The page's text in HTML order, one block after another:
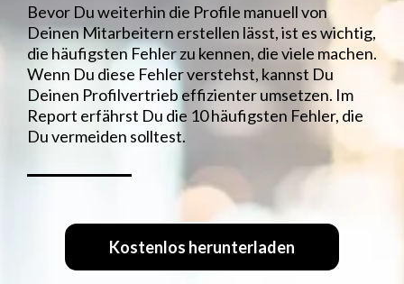
Bevor Du weiterhin die Profile manuell von
Deinen Mitarbeitern erstellen lässt, ist es wichtig,
die häufigsten Fehler zu kennen, die viele machen.
Wenn Du diese Fehler verstehst, kannst Du
Deinen Profilvertrieb effizienter umsetzen. Im
Report erfährst Du die 10 häufigsten Fehler, die
Du vermeiden solltest.
Kostenlos herunterladen